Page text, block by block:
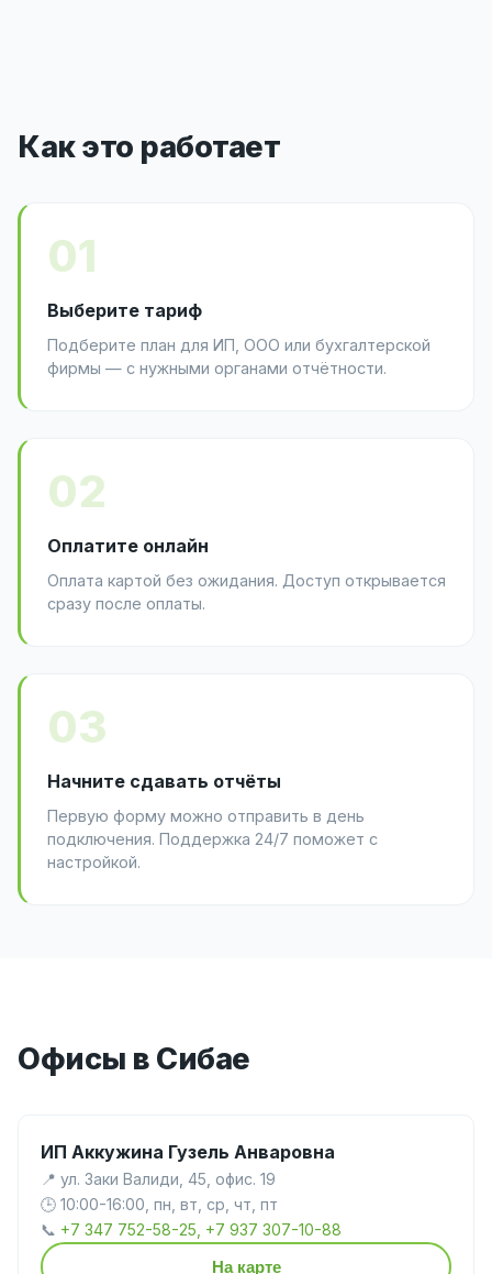
Как это работает
01
Выберите тариф
Подберите план для ИП, ООО или бухгалтерской
фирмы — с нужными органами отчётности.
02
Оплатите онлайн
Оплата картой без ожидания. Доступ открывается
сразу после оплаты.
03
Начните сдавать отчёты
Первую форму можно отправить в день
подключения. Поддержка 24/7 поможет с
настройкой.
Офисы в Сибае
ИП Аккужина Гузель Анваровна
📍 ул. Заки Валиди, 45, офис. 19
🕒 10:00-16:00, пн, вт, ср, чт, пт
📞 +7 347 752-58-25, +7 937 307-10-88
На карте